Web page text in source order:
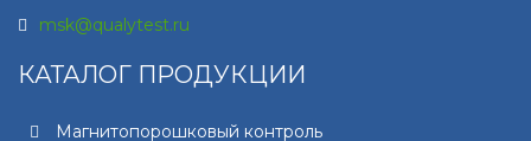
msk@qualytest.ru
КАТАЛОГ ПРОДУКЦИИ
Магнитопорошковый контроль